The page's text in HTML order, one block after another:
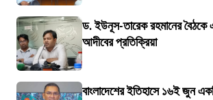
ড. ইউনূস-তারেক রহমানের বৈঠকে
আদীবের প্রতিক্রিয়া
বাংলাদেশের ইতিহাসে ১৬ই জুন